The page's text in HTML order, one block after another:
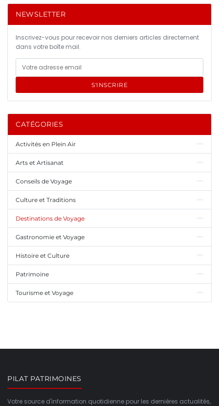
NEWSLETTER
Inscrivez-vous pour recevoir nos derniers articles directement
dans votre boîte mail.
S'INSCRIRE
CATÉGORIES
Activités en Plein Air
Arts et Artisanat
Conseils de Voyage
Culture et Traditions
Destinations de Voyage
Gastronomie et Voyage
Histoire et Culture
Patrimoine
Tourisme et Voyage
PILAT PATRIMOINES
Votre source d'information quotidienne pour les dernières actualités,